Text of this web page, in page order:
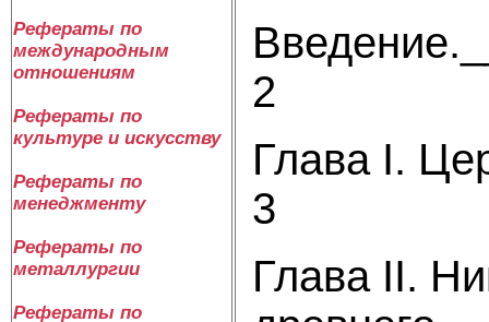
Рефераты по
международным
отношениям
Рефераты по
культуре и искусству
Рефераты по
менеджменту
Рефераты по
металлургии
Рефераты по
2
Глава I.
3
Глава II.